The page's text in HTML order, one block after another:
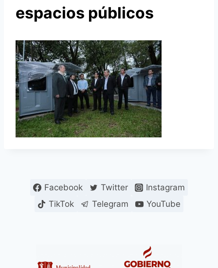
espacios públicos
Facebook Twitter
Instagram
TikTok
Telegram YouTube